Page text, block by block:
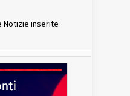
Notizie inserite